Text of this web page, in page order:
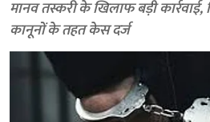
मानव तस्करी के खिलाफ बड़ी कार्रवाई,
कानूनों के तहत केस दर्ज